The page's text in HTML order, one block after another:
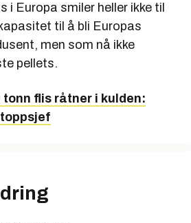
i Europa smiler heller ikke til
til å bli Europas
men som nå ikke
pellets.
tonn flis råtner i kulden: